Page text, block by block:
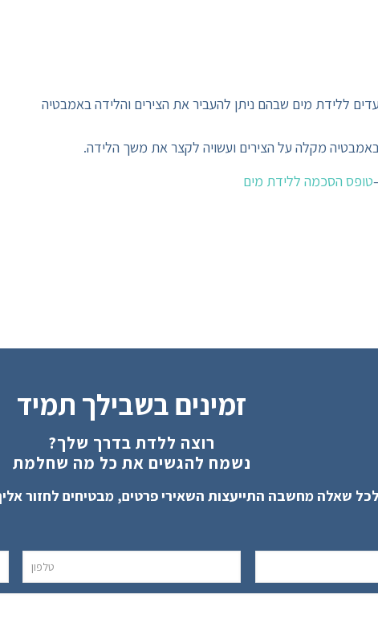
ללידת מים שבהם ניתן להעביר את הצירים והלידה באמבטיה
מקלה על הצירים ועשויה לקצר את משך הלידה.
טופס הסכמה ללידת מים
זמינים בשבילך תמיד
רוצה ללדת בדרך שלך?
נשמח להגשים את כל מה שחלמת
לכל שאלה מחשבה התייעצות השאירי פרטים, מבטיחים לחזור